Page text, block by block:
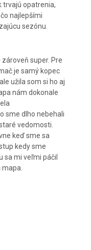
trvajú opatrenia,
najlepšími
sezónu.
super. Pre
je samý kopec
užila som si ho aj
nám dokonale
sme dlho nebehali
vedomosti.
keď sme sa
kedy sme
sa mi veľmi páčil